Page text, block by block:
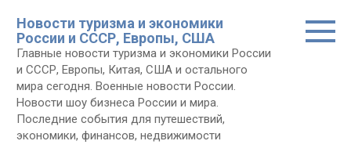
контенту
Новости туризма и экономики
России и СССР, Европы, США
Главные новости туризма и экономики России
и СССР, Европы, Китая, США и остального
мира сегодня. Военные новости России.
Новости шоу бизнеса России и мира.
Последние события для путешествий,
экономики, финансов, недвижимости